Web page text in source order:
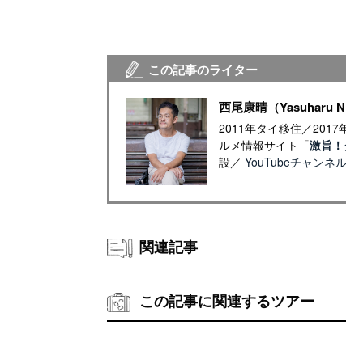
この記事のライター
西尾康晴（Yasuharu
2011年タイ移住／2017
ルメ情報サイト「激旨
設／ YouTubeチャンネ
関連記事
この記事に関連するツアー